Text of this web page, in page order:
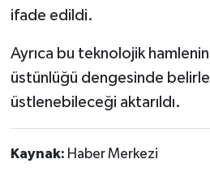
ifade edildi.
Ayrıca bu teknolojik
üstünlüğü dengesinde
üstlenebileceği aktarıldı.
Kaynak: Haber Merkezi